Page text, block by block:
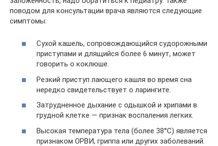
поводом для консультации врача являются следующие
симптомы:
Сухой кашель, сопровождающийся судорожными
приступами и длящийся более 6 минут, может
говорить о коклюше.
Резкий приступ лающего кашля во время сна
нередко свидетельствует о ларингите.
Затрудненное дыхание с одышкой и хрипами в
грудной клетке — признак воспаления легких.
Высокая температура тела (более 38°С) является
признаком ОРВИ, гриппа или других заболеваний.